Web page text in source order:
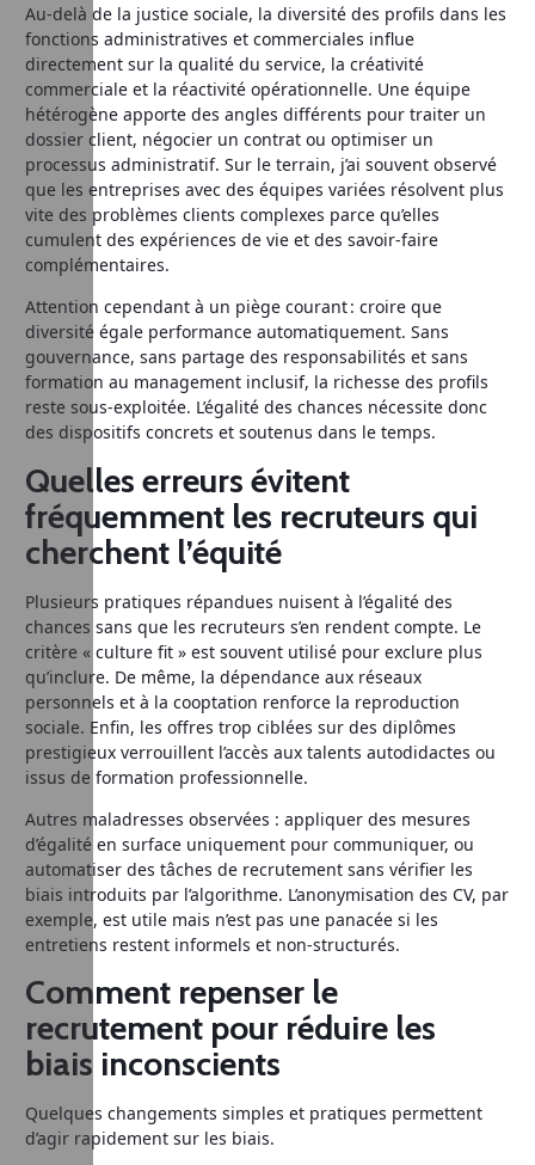
Au-delà de la justice sociale, la diversité des profils dans les
fonctions administratives et commerciales influe
directement sur la qualité du service, la créativité
commerciale et la réactivité opérationnelle. Une équipe
hétérogène apporte des angles différents pour traiter un
dossier client, négocier un contrat ou optimiser un
processus administratif. Sur le terrain, j’ai souvent observé
que les entreprises avec des équipes variées résolvent plus
vite des problèmes clients complexes parce qu’elles
cumulent des expériences de vie et des savoir-faire
complémentaires.
Attention cependant à un piège courant : croire que
diversité égale performance automatiquement. Sans
gouvernance, sans partage des responsabilités et sans
formation au management inclusif, la richesse des profils
reste sous-exploitée. L’égalité des chances nécessite donc
des dispositifs concrets et soutenus dans le temps.
Quelles erreurs évitent
fréquemment les recruteurs qui
cherchent l’équité
Plusieurs pratiques répandues nuisent à l’égalité des
chances sans que les recruteurs s’en rendent compte. Le
critère « culture fit » est souvent utilisé pour exclure plus
qu’inclure. De même, la dépendance aux réseaux
personnels et à la cooptation renforce la reproduction
sociale. Enfin, les offres trop ciblées sur des diplômes
prestigieux verrouillent l’accès aux talents autodidactes ou
issus de formation professionnelle.
Autres maladresses observées : appliquer des mesures
d’égalité en surface uniquement pour communiquer, ou
automatiser des tâches de recrutement sans vérifier les
biais introduits par l’algorithme. L’anonymisation des CV, par
exemple, est utile mais n’est pas une panacée si les
entretiens restent informels et non-structurés.
Comment repenser le
recrutement pour réduire les
biais inconscients
Quelques changements simples et pratiques permettent
d’agir rapidement sur les biais.